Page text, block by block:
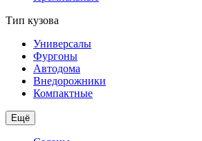
Тип кузова
Универсалы
Фургоны
Автодома
Внедорожники
Компактные
Ещё